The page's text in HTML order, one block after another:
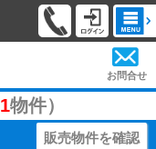
お問合せ
1物件）
販売物件を確認